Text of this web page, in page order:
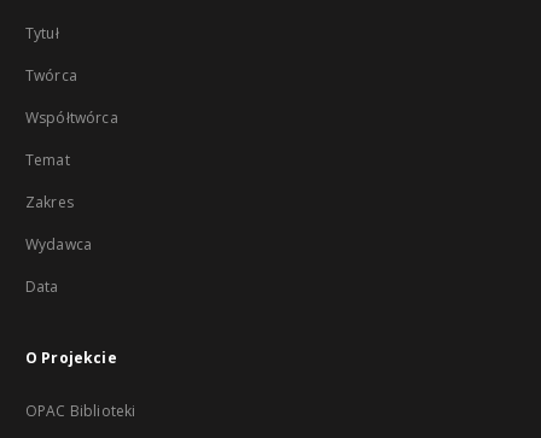
Tytuł
Twórca
Współtwórca
Temat
Zakres
Wydawca
Data
O Projekcie
OPAC Biblioteki